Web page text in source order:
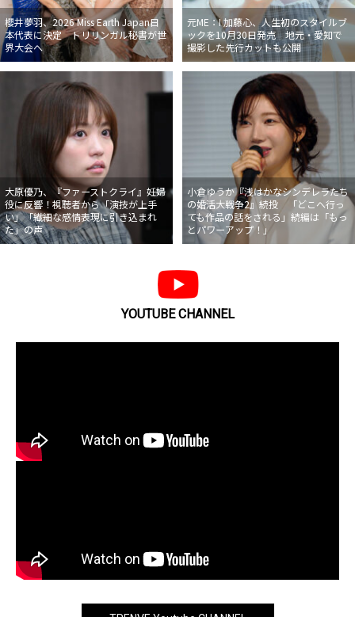
櫻井夢羽、2026 Miss Earth Japan日
本代表に決定 トリリンガル秘書が世
界大会へ
元ME：I 加藤心、人生初のスタイルブ
ックを10月30日発売 地元・愛知で
撮影した先行カットも公開
大原優乃、『ファーストクライ』妊婦
役に反響！視聴者から「演技が上手
い」「繊細な感情表現に引き込まれ
た」の声
小倉ゆうか『浅はかなシンデレラたち
の婚活大戦争2』続投 「どこへ行っ
ても作品の話をされる」続編は「もっ
とパワーアップ！」
YOUTUBE CHANNEL